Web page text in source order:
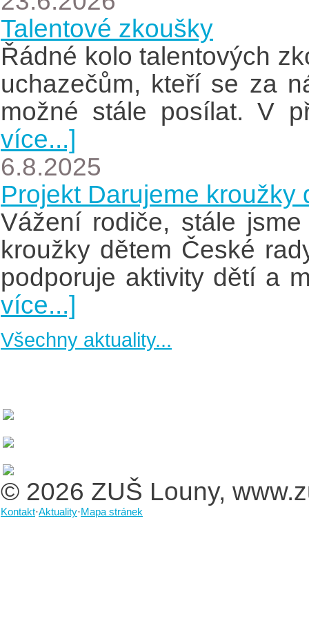
Talentové zkoušky
Řádné kolo talentových
uchazečům, kteří se za
možné stále posílat. V
více...]
6.8.2025
Projekt Darujeme kroužky
Vážení rodiče, stále
kroužky dětem České
podporuje aktivity dětí a
více...]
Všechny aktuality...
© 2026 ZUŠ Louny,
Kontakt·Aktuality·Mapa stránek